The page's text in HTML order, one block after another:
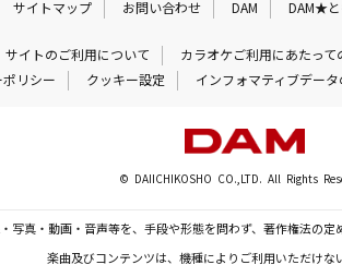
サイトマップ お問い合わせ DAM DAM★と
サイトのご利用について カラオケご利用にあたって
リシー
クッキー設定 インフォマティブデー
© DAIICHIKOSHO CO.,LTD. All Rights
写真・動画・音声等を、手段や形態を問わず、著作権法の
楽曲及びコンテンツは、機種によりご利用いただけな